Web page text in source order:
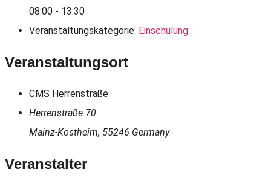
08:00 - 13:30
Veranstaltungskategorie: Einschulung
Veranstaltungsort
CMS Herrenstraße
Herrenstraße 70
Mainz-Kostheim, 55246 Germany
Veranstalter